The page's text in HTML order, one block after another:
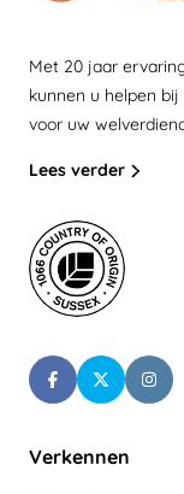
Met 20 jaar
kunnen u helpen
voor uw
Lees verder
Verkennen